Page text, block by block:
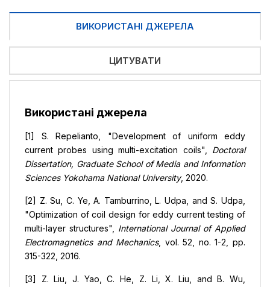
ВИКОРИСТАНІ ДЖЕРЕЛА
ЦИТУВАТИ
Використані джерела
[1] S. Repelianto, "Development of uniform eddy
current probes using multi-excitation coils", Doctoral
Dissertation, Graduate School of Media and Information
Sciences Yokohama National University, 2020.
[2] Z. Su, C. Ye, A. Tamburrino, L. Udpa, and S. Udpa,
"Optimization of coil design for eddy current testing of
multi-layer structures", International Journal of Applied
Electromagnetics and Mechanics, vol. 52, no. 1-2, pp.
315-322, 2016.
[3] Z. Liu, J. Yao, C. He, Z. Li, X. Liu, and B. Wu,